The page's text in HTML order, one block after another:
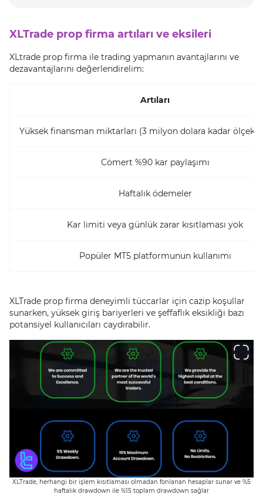
XLTrade prop firma artıları ve eksileri
XLtrade prop firma ile trading yapmanın avantajlarını ve
dezavantajlarını değerlendirelim:
Artıları
Yüksek finansman miktarları (3 milyon dolara kadar
Cömert %90 kar paylaşımı
Haftalık ödemeler
Kar limiti veya günlük zarar kısıtlaması yok
Popüler MT5 platformunun kullanımı
XLTrade prop firma deneyimli tüccarlar için cazip koşullar
sunarken, yüksek giriş bariyerleri ve şeffaflık eksikliği bazı
potansiyel kullanıcıları caydırabilir.
XLTrade, herhangi bir işlem kısıtlaması olmadan fonlanan hesaplar sunar ve %5
haftalık drawdown ile %15 toplam drawdown sağlar